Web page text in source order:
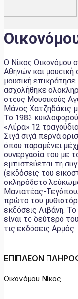
Ο Νίκος Οικονόμου
Αθηνών και μουσική
μουσική
ασχολήθηκε
στους Μουσικούς
Μάνος Χατζηδάκις
Το 1983
«Λύρα» 12
Σιγά σιγά περνά
όπου παραμένει
συνεργασία του με
εμπιστεύεται τη
(εκδόσεις του
σκληρόδετο
Μανιατέας-
πρώτο του
εκδόσεις Λιβάνη.
είναι το δεύτερό
τις εκδόσεις Αρμός.
ΕΠΙΠΛΕΟΝ
Οικονόμου Νίκος